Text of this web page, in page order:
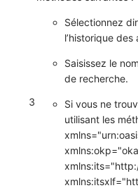
3
Sélectionnez
l’historique des
Saisissez le
de recherche.
Si vous ne
utilisant les